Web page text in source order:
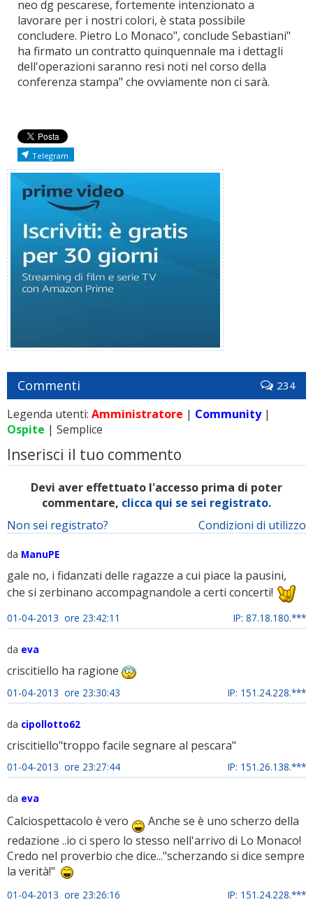
neo dg pescarese, fortemente intenzionato a
lavorare per i nostri colori, è stata possibile
concludere. Pietro Lo Monaco", conclude Sebastiani"
ha firmato un contratto quinquennale ma i dettagli
dell'operazioni saranno resi noti nel corso della
conferenza stampa" che ovviamente non ci sarà.
Telegram
Commenti 234
Legenda utenti: Amministratore | Community|
Ospite | Semplice
Inserisci il tuo commento
Devi aver effettuato l'accesso prima di poter
commentare, clicca qui se sei registrato.
Condizioni di utilizzo
Non sei registrato?
da ManuPE
gale no, i fidanzati delle ragazze a cui piace la pausini,
che si zerbinano accompagnandole a certi concerti!
01-04-2013 ore 23:42:11 IP: 87.18.180.***
da eva
criscitiello ha ragione
01-04-2013 ore 23:30:43 IP: 151.24.228.***
da cipollotto62
criscitiello"troppo facile segnare al pescara"
01-04-2013 ore 23:27:44 IP: 151.26.138.***
da eva
Calciospettacolo è vero
Anche se è uno scherzo della
redazione ..io ci spero lo stesso nell'arrivo di Lo Monaco!
Credo nel proverbio che dice..."scherzando si dice sempre
la verità!"
01-04-2013 ore 23:26:16 IP: 151.24.228.***